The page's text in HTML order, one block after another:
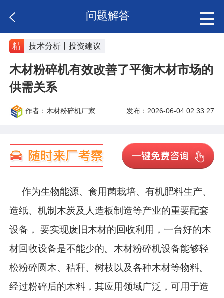
问题解答
精 技术分析丨投资建议
木材粉碎机有效改善了平衡木材市场的
供需关系
作者：木材粉碎机厂家 发布：2026-06-04 02:33:27
作为生物能源、食用菌栽培、有机肥料生产、
造纸、机制木炭及人造板制造等产业的重要配套
设备， 要实现废旧木材的回收利用，一台好的木
材回收设备是不能少的。木材粉碎机设备能够轻
松粉碎圆木、秸秆、树枝以及各种木材等物料。
经过粉碎后的木料，其应用领域广泛，可用于造